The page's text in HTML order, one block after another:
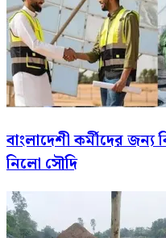
বাংলাদেশী কর্মীদের
নিলো সৌদি